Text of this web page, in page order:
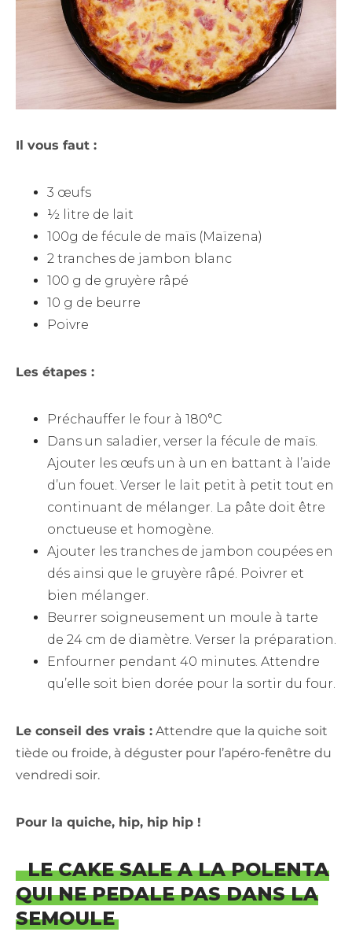
Il vous faut :
3 œufs
½ litre de lait
100g de fécule de maïs (Maïzena)
2 tranches de jambon blanc
100 g de gruyère râpé
10 g de beurre
Poivre
Les étapes :
Préchauffer le four à 180°C
Dans un saladier, verser la fécule de maïs.
Ajouter les œufs un à un en battant à l’aide
d’un fouet. Verser le lait petit à petit tout en
continuant de mélanger. La pâte doit être
onctueuse et homogène.
Ajouter les tranches de jambon coupées en
dés ainsi que le gruyère râpé. Poivrer et
bien mélanger.
Beurrer soigneusement un moule à tarte
de 24 cm de diamètre. Verser la préparation.
Enfourner pendant 40 minutes. Attendre
qu’elle soit bien dorée pour la sortir du four.
Le conseil des vrais : Attendre que la quiche soit
tiède ou froide, à déguster pour l’apéro-fenêtre du
vendredi soir.
Pour la quiche, hip, hip hip !
LE CAKE SALE A LA POLENTA
QUI NE PEDALE PAS DANS LA
SEMOULE